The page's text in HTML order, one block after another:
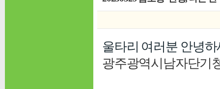
울타리 여러분 안녕하
광주광역시남자단기